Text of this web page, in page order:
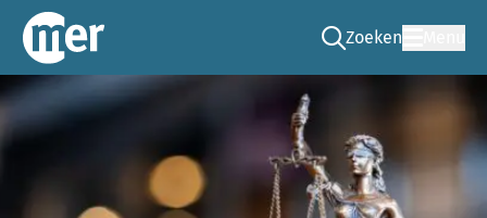
Commissie mer
Zoeken
Ga naar de zoek